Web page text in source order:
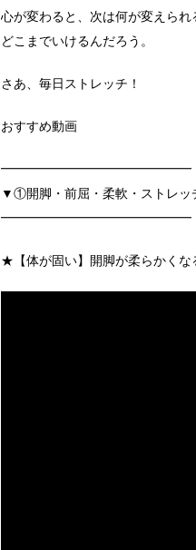
心が変わると、次は何が変えられ
どこまでいけるんだろう。
さあ、毎日ストレッチ！
おすすめ動画
━━━━━━━━━━━━━━━
▼①開脚・前屈・柔軟・ストレッ
━━━━━━━━━━━━━━━
★【体が固い】開脚が柔らかくな